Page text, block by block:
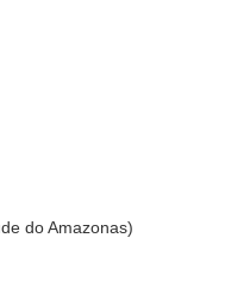
do Amazonas)